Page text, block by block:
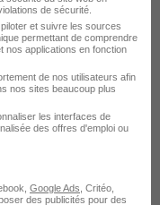
le 04/07/26
de sécurité.
et suivre les sources
permettant de comprendre
nos applications en fonction
de nos utilisateurs afin
nos sites beaucoup plus
les interfaces de
des offres d'emploi ou
Google Ads , Critéo,
des publicités pour des